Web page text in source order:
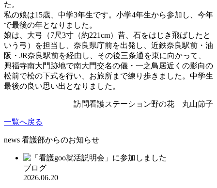
た。
私の娘は15歳、中学3年生です。小学4年生から参加し、今年
で最後の年となりました。
娘は、大弓（7尺3寸（約221cm）昔、石をはじき飛ばしたと
いう弓）を担当し、奈良県庁前を出発し、近鉄奈良駅前・油
阪・JR奈良駅前を経由し、その後三条通を東に向かって、
興福寺南大門跡地で南大門交名の儀・一之鳥居近くの影向の
松前で松の下式を行い、お旅所まで練り歩きました。中学生
最後の良い思い出となりました。
訪問看護ステーション野の花 丸山節子
一覧へ戻る
news 看護部からのお知らせ
ブログ
2026.06.20